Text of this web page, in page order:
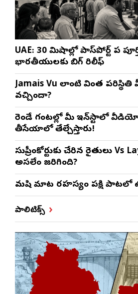
UAE: 30 నిమిషాల్లో పాస్‌పోర్ట్ పని
భారతీయులకు బిగ్ రిలీఫ్
Jamais Vu లాంటి వింత
వచ్చిందా?
రెండే గంటల్లో మీ ఇన్‌స్టాలో
తీసేయాలో తేల్చేస్తారు!
సుప్రీంకోర్టుకు చేరిన రైతులు Vs
అసలేం జరిగింది?
మనిషి మాట రహస్యం పక్షి పాటలో
పాలిటిక్స్